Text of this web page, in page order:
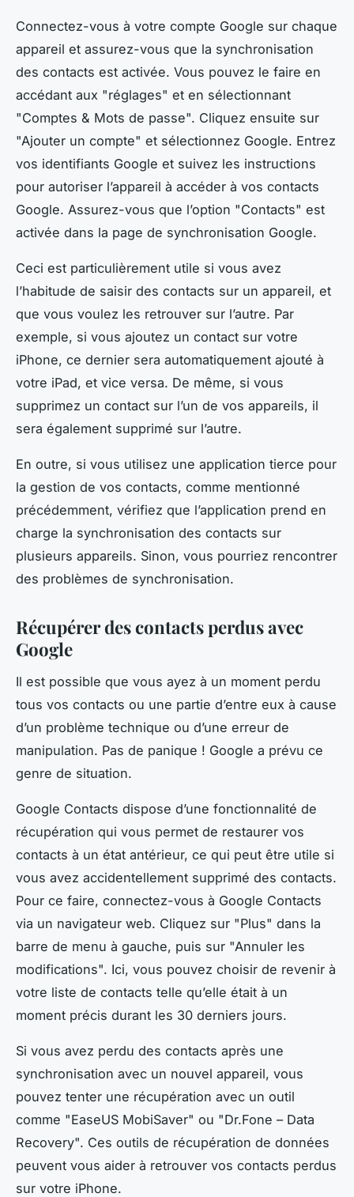
Connectez-vous à votre compte Google sur chaque
appareil et assurez-vous que la synchronisation
des contacts est activée. Vous pouvez le faire en
accédant aux "réglages" et en sélectionnant
"Comptes & Mots de passe". Cliquez ensuite sur
"Ajouter un compte" et sélectionnez Google. Entrez
vos identifiants Google et suivez les instructions
pour autoriser l’appareil à accéder à vos contacts
Google. Assurez-vous que l’option "Contacts" est
activée dans la page de synchronisation Google.
Ceci est particulièrement utile si vous avez
l’habitude de saisir des contacts sur un appareil, et
que vous voulez les retrouver sur l’autre. Par
exemple, si vous ajoutez un contact sur votre
iPhone, ce dernier sera automatiquement ajouté à
votre iPad, et vice versa. De même, si vous
supprimez un contact sur l’un de vos appareils, il
sera également supprimé sur l’autre.
En outre, si vous utilisez une application tierce pour
la gestion de vos contacts, comme mentionné
précédemment, vérifiez que l’application prend en
charge la synchronisation des contacts sur
plusieurs appareils. Sinon, vous pourriez rencontrer
des problèmes de synchronisation.
Récupérer des contacts perdus avec
Google
Il est possible que vous ayez à un moment perdu
tous vos contacts ou une partie d’entre eux à cause
d’un problème technique ou d’une erreur de
manipulation. Pas de panique ! Google a prévu ce
genre de situation.
Google Contacts dispose d’une fonctionnalité de
récupération qui vous permet de restaurer vos
contacts à un état antérieur, ce qui peut être utile si
vous avez accidentellement supprimé des contacts.
Pour ce faire, connectez-vous à Google Contacts
via un navigateur web. Cliquez sur "Plus" dans la
barre de menu à gauche, puis sur "Annuler les
modifications". Ici, vous pouvez choisir de revenir à
votre liste de contacts telle qu’elle était à un
moment précis durant les 30 derniers jours.
Si vous avez perdu des contacts après une
synchronisation avec un nouvel appareil, vous
pouvez tenter une récupération avec un outil
comme "EaseUS MobiSaver" ou "Dr.Fone – Data
Recovery". Ces outils de récupération de données
peuvent vous aider à retrouver vos contacts perdus
sur votre iPhone.